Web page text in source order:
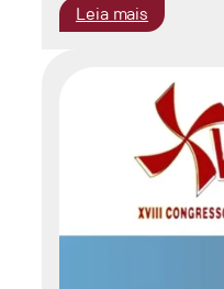
Leia mais
Ciclo
Palestras
no
Âmbito
da
Disciplina
COG
816